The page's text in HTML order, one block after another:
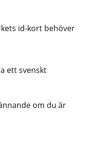
id-kort behöver
ett svenskt
om du är